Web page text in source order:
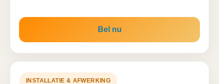
Bel nu
INSTALLATIE & AFWERKING